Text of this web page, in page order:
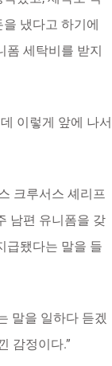
냈다고 하기에
폼 세탁비를 받지
이렇게 앞에 나서
크루서스 셰리프
남편 유니폼을 갖
급됐다는 말을 들
말을 일하다 듣겠
감정이다.”